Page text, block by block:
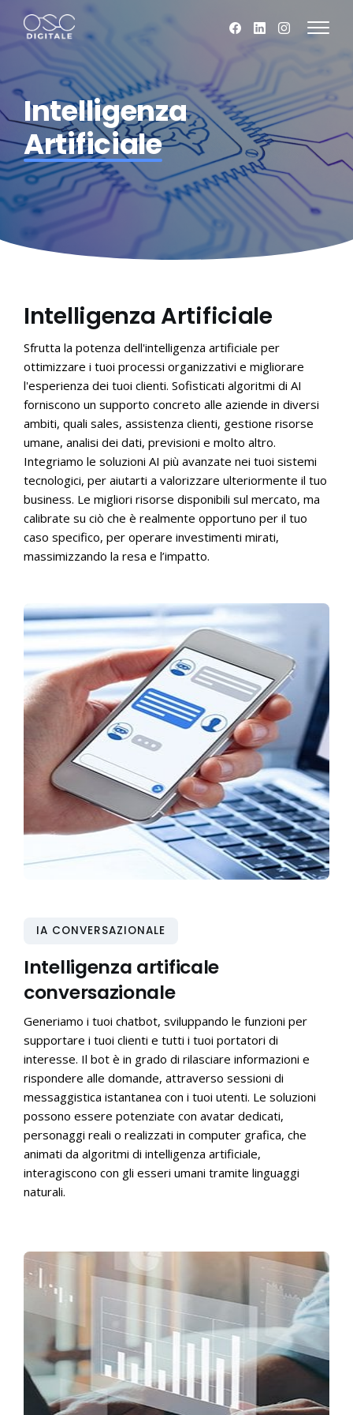
Intelligenza
Artificiale
Intelligenza Artificiale
Sfrutta la potenza dell'intelligenza artificiale per
ottimizzare i tuoi processi organizzativi e migliorare
l'esperienza dei tuoi clienti. Sofisticati algoritmi di AI
forniscono un supporto concreto alle aziende in diversi
ambiti, quali sales, assistenza clienti, gestione risorse
umane, analisi dei dati, previsioni e molto altro.
Integriamo le soluzioni AI più avanzate nei tuoi sistemi
tecnologici, per aiutarti a valorizzare ulteriormente il tuo
business. Le migliori risorse disponibili sul mercato, ma
calibrate su ciò che è realmente opportuno per il tuo
caso specifico, per operare investimenti mirati,
massimizzando la resa e l’impatto.
IA CONVERSAZIONALE
Intelligenza artificale
conversazionale
Generiamo i tuoi chatbot, sviluppando le funzioni per
supportare i tuoi clienti e tutti i tuoi portatori di
interesse. Il bot è in grado di rilasciare informazioni e
rispondere alle domande, attraverso sessioni di
messaggistica istantanea con i tuoi utenti. Le soluzioni
possono essere potenziate con avatar dedicati,
personaggi reali o realizzati in computer grafica, che
animati da algoritmi di intelligenza artificiale,
interagiscono con gli esseri umani tramite linguaggi
naturali.